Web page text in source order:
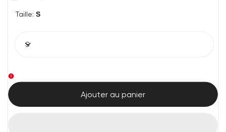
Taille: S
S
Ajouter au panier